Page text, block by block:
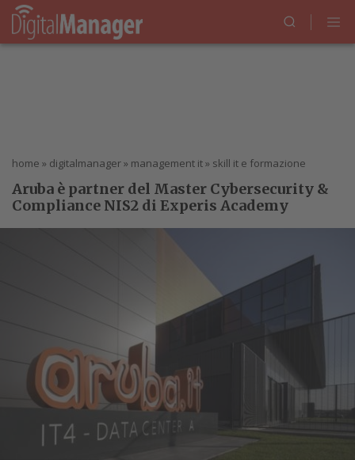
home » digitalmanager» management it» skill it e formazione
Aruba è partner del Master Cybersecurity &
Compliance NIS2 di Experis Academy